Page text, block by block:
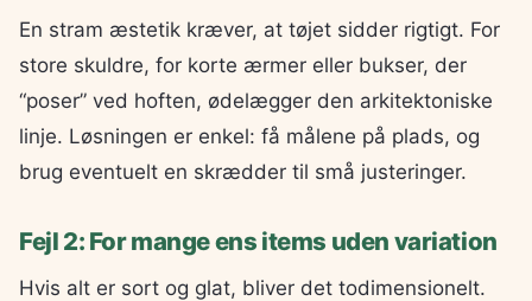
En stram æstetik kræver, at tøjet sidder rigtigt. For
store skuldre, for korte ærmer eller bukser, der
“poser” ved hoften, ødelægger den arkitektoniske
linje. Løsningen er enkel: få målene på plads, og
brug eventuelt en skrædder til små justeringer.
Fejl 2: For mange ens items uden variation
Hvis alt er sort og glat, bliver det todimensionelt.